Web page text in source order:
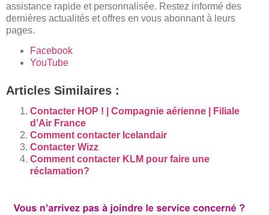
assistance rapide et personnalisée. Restez informé des
dernières actualités et offres en vous abonnant à leurs
pages.
Facebook
YouTube
Articles Similaires :
Contacter HOP ! | Compagnie aérienne | Filiale
d’Air France
Comment contacter Icelandair
Contacter Wizz
Comment contacter KLM pour faire une
réclamation?